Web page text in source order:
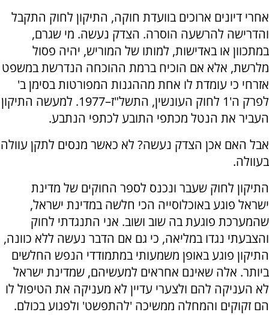
אחרי דיונים ארוכים בוועדת חוקה, התיקון לחוק התקבל
והדרישה להרשעה הוסרה. הצדק נעשה. מי שגרם,
במתכוון או באדישות, למותו של המוריש, יהיה פסול
מלרשת, אלא אם הוכיח ברמת ההוכחה הנדרשת במשפט
אזרחי כי עומדת לו אחת מההגנות המפורטות בסימן ב'
לפרק ה'1 לחוק העונשין, התשל"ז–1977. למעשה התיקון
העביר את הנטל מכתפי התובע לכתפי הנתבע.
אבל האם אכן הצדק נעשה? לא כאשר מנסים לתקן עוולה
בעוולה.
התיקון לחוק שעבר ונכנס לספר החוקים של מדינת
ישראל פוגע באוכלוסייה הכי חלשה במדינת ישראל,
שהמערכת פוגעת בה שוב ושוב. אני התנגדתי לחוק
והצבעתי נגדו במליאה, כי גם אם הדבר נעשה ללא כוונה,
התיקון פוגע באופן משמעותי במתמודדי הנפש החלשים
ביותר. אלה שאינם אחראים למעשיהם, שמדינת ישראל
לא העניקה להם ולצערי עדיין לא מעניקה את הטיפול לו
הם זקוקים והמחלה ממשיכה 'להתפשט' ולפגוע בכולם.